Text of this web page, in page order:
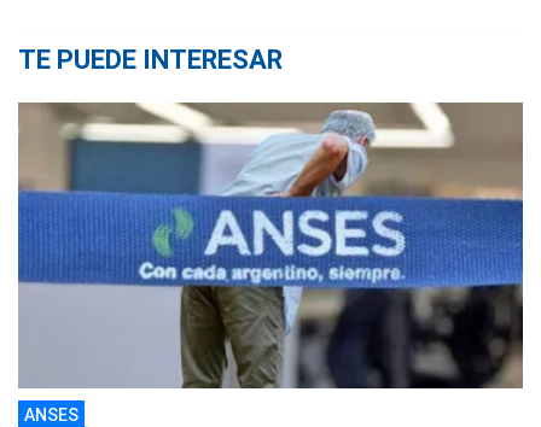
TE PUEDE INTERESAR
ANSES